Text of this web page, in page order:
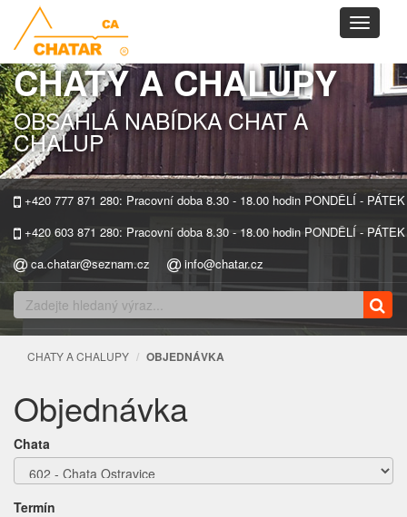
Toggle
CHATY A CHALUPY
OBSÁHLÁ NABÍDKA CHAT A
CHALUP
+420 777 871 280: Pracovní doba 8.30 - 18.00 hodin PONDĚLÍ - PÁTEK
+420 603 871 280: Pracovní doba 8.30 - 18.00 hodin PONDĚLÍ - PÁTEK
ca.chatar@seznam.cz
info@chatar.cz
CHATY A CHALUPY OBJEDNÁVKA
Objednávka
Chata
Termín